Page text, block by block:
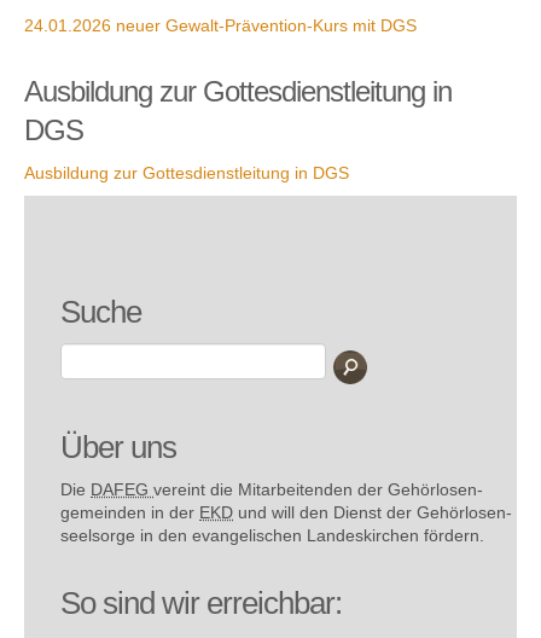
24.01.2026 neuer Gewalt-Prävention-Kurs mit DGS
Ausbildung zur Gottesdienstleitung in
DGS
Ausbildung zur Gottesdienstleitung in DGS
Suche
Über uns
Die DAFEG vereint die Mitarbeitenden der Gehör­losen­
gemeinden in der EKD und will den Dienst der Gehör­losen­
seel­sorge in den evange­lischen Landes­kirchen fördern.
So sind wir erreichbar: